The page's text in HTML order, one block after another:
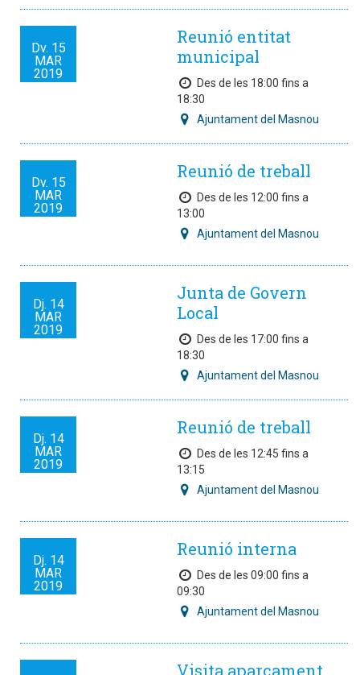
Dv. 15
MAR
2019
Reunió entitat
municipal
Des de les 18:00 fins a
18:30
Ajuntament del Masnou
Dv. 15
MAR
2019
Reunió de treball
Des de les 12:00 fins a
13:00
Ajuntament del Masnou
Dj. 14
MAR
2019
Junta de Govern
Local
Des de les 17:00 fins a
18:30
Ajuntament del Masnou
Dj. 14
MAR
2019
Reunió de treball
Des de les 12:45 fins a
13:15
Ajuntament del Masnou
Dj. 14
MAR
2019
Reunió interna
Des de les 09:00 fins a
09:30
Ajuntament del Masnou
Visita aparcament